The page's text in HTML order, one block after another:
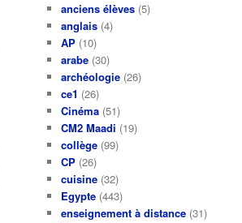
anciens élèves (5)
anglais (4)
AP (10)
arabe (30)
archéologie (26)
ce1 (26)
Cinéma (51)
CM2 Maadi (19)
collège (99)
CP (26)
cuisine (32)
Egypte (443)
enseignement à distance (31)